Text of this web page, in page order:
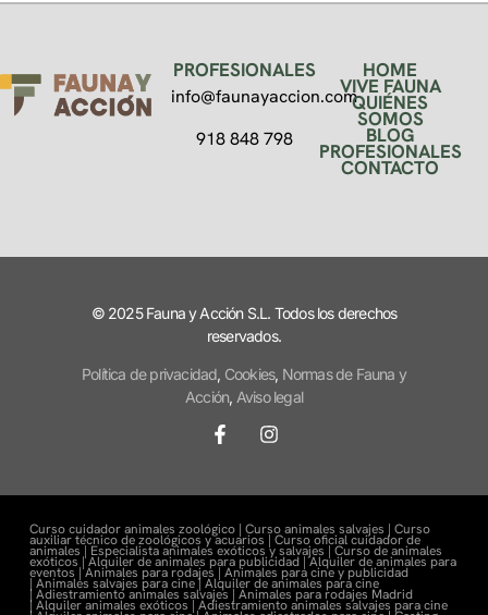
PROFESIONALES
info@faunayaccion.com
918 848 798
HOME
VIVE FAUNA
QUIÉNES
SOMOS
BLOG
PROFESIONALES
CONTACTO
© 2025 Fauna y Acción S.L. Todos los derechos
reservados.
Política de privacidad, Cookies, Normas de Fauna y
Acción, Aviso legal
Curso cuidador animales zoológico | Curso animales salvajes | Curso
auxiliar técnico de zoológicos y acuarios | Curso oficial cuidador de
animales | Especialista animales exóticos y salvajes | Curso de animales
exóticos |Alquiler de animales para publicidad |Alquiler de animales para
eventos |Animales para rodajes | Animales para cine y publicidad
| Animales salvajes para cine | Alquiler de animales para cine
| Adiestramiento animales salvajes | Animales para rodajes Madrid
| Alquiler animales exóticos | Adiestramiento animales salvajes para cine